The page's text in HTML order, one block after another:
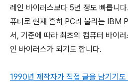
레인 바이러스보다 5년 정도 빠릅니
퓨터로 현재 흔히 PC라 불리는 IBM
서, 기준에 따라 최초의 컴퓨터 바이
인 바이러스가 되기도 합니다.
1990년 제작자가 직접 글을 남기기도